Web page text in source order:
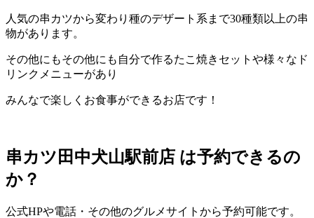
人気の串カツから変わり種のデザート系まで30種類以上の串
物があります。
その他にもその他にも自分で作るたこ焼きセットや様々なド
リンクメニューがあり
みんなで楽しくお食事ができるお店です！
串カツ田中犬山駅前店 は予約できるの
か？
公式HPや電話・その他のグルメサイトから予約可能です。